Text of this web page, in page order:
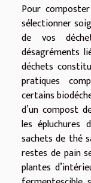
Pour
sélectionner
de vos
désagréments
déchets
pratiques
certains
d’un compost
les
sachets de thé
restes de pain
plantes